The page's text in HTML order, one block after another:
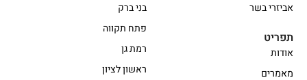
בני ברק
פתח תקווה
רמת גן
ראשון לציון
אביזרי בשר
תפריט
אודות
מאמרים